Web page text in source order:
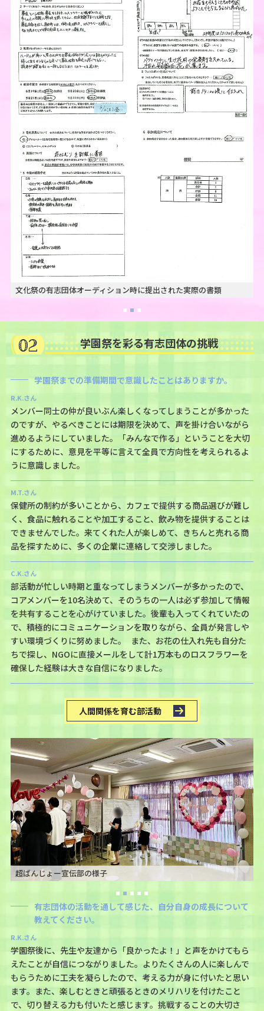
文化祭の有志団体オーディション時に提出された実際の書類
02 学園祭を彩る有志団体の挑戦
学園祭までの準備期間で意識したことはありますか。
R.K.さん
メンバー同士の仲が良いぶん楽しくなってしまうことが多かった
のですが、やるべきことには期限を決めて、声を掛け合いながら
進めるようにしていました。「みんなで作る」ということを大切
にするために、意見を平等に言えて全員で方向性を考えられるよ
うに意識しました。
M.T.さん
保健所の制約が多いことから、カフェで提供する商品選びが難し
く、食品に触れることや加工すること、飲み物を提供することは
できませんでした。来てくれた人が楽しめて、きちんと売れる商
品を探すために、多くの企業に連絡して交渉しました。
C.K.さん
部活動が忙しい時期と重なってしまうメンバーが多かったので、
コアメンバーを10名決めて、そのうちの一人は必ず参加して情報
を共有することを心がけていました。後輩も入ってくれていたの
で、積極的にコミュニケーションを取りながら、全員が発言しや
すい環境づくりに努めました。 また、お花の仕入れ先も自分た
ちで探し、NGOに直接メールをして計1万本ものロスフラワーを
確保した経験は大きな自信になりました。
人間関係を育む部活動
超ばんじょー宣伝部の様子
有志団体の活動を通して感じた、自分自身の成長について
教えてください。
R.K.さん
学園祭後に、先生や友達から「良かったよ！」と声をかけてもら
えたことが自信につながりました。よりたくさんの人に楽しんで
もらうために工夫を凝らしたので、考える力が身に付いたと思い
ます。また、楽しむときと頑張るときのメリハリを付けたこと
で、切り替える力も付いたと感じます。挑戦することの大切さ